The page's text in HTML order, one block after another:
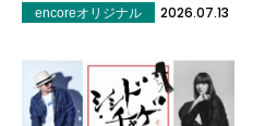
encoreオリジナル 2026.07.13